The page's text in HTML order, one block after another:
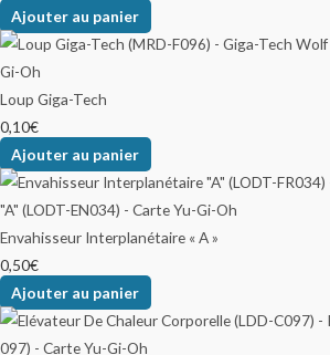
Ajouter au panier
Loup Giga-Tech
0,10€
Ajouter au panier
Envahisseur Interplanétaire « A »
0,50€
Ajouter au panier